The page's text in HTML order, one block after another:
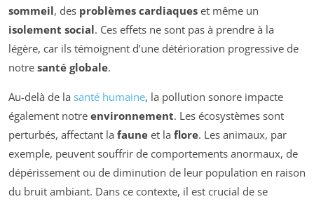
sommeil, des problèmes cardiaques et même un
isolement social. Ces effets ne sont pas à prendre à la
légère, car ils témoignent d’une détérioration progressive de
notre santé globale.
Au-delà de la santé humaine, la pollution sonore impacte
également notre environnement. Les écosystèmes sont
perturbés, affectant la faune et la flore. Les animaux, par
exemple, peuvent souffrir de comportements anormaux, de
dépérissement ou de diminution de leur population en raison
du bruit ambiant. Dans ce contexte, il est crucial de se